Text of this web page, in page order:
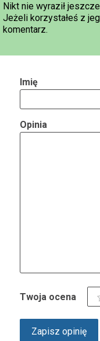
Nikt nie wyraził
Jeżeli korzystałeś z
komentarz.
Imię
Opinia
Twoja ocena